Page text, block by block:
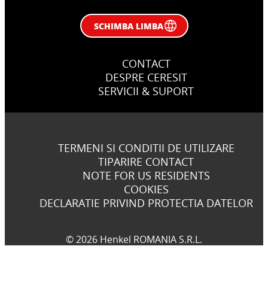
SCHIMBA LIMBA
CONTACT
DESPRE CERESIT
SERVICII & SUPORT
TERMENI SI CONDITII DE UTILIZARE
TIPARIRE CONTACT
NOTE FOR US RESIDENTS
COOKIES
DECLARATIE PRIVIND PROTECTIA DATELOR
© 2026 Henkel ROMANIA S.R.L.